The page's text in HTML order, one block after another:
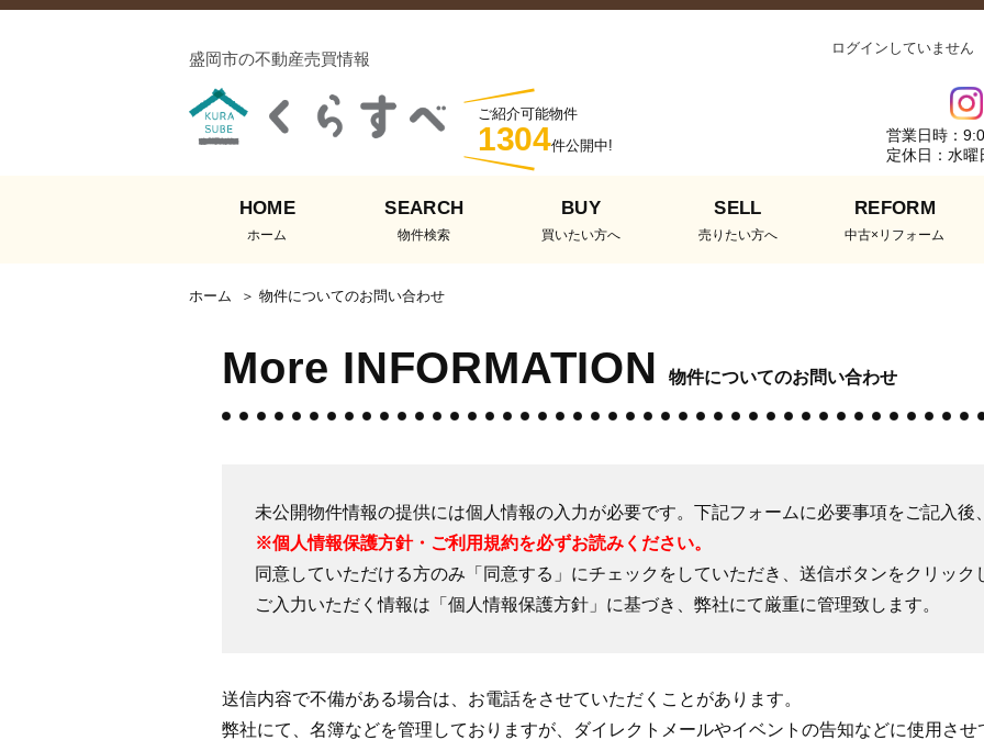
盛岡市の不動産売買情報
ご紹介可能物件
1304件公開中!
ログインしていません
営業日時：
定休日：水曜
HOME
ホーム
SEARCH
物件検索
BUY
買いたい方へ
SELL
売りたい方へ
REFORM
中古×リフォーム
ホーム 物件についてのお問い合わせ
More INFORMATION 物件についてのお問い合わせ
未公開物件情報の提供には個人情報の入力が必要です。下記フォームに必要事項をご記入後
※個人情報保護方針・ご利用規約を必ずお読みください。
同意していただける方のみ「同意する」にチェックをしていただき、送信ボタンをクリック
ご入力いただく情報は「個人情報保護方針」に基づき、弊社にて厳重に管理致します。
送信内容で不備がある場合は、お電話をさせていただくことがあります。
弊社にて、名簿などを管理しておりますが、ダイレクトメールやイベントの告知などに使用さ